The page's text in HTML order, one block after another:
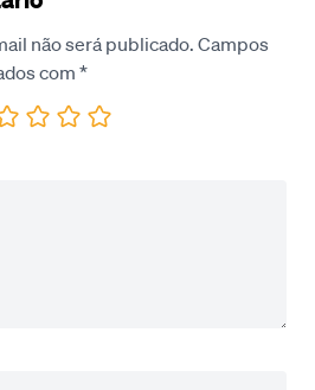
não será publicado. Campos
com *